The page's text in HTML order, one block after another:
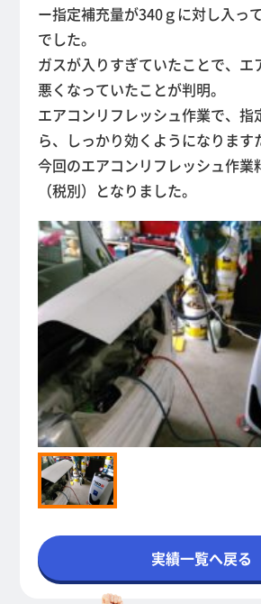
ー指定補充量が340ｇに対し入っ
でした。
ガスが入りすぎていたことで、エ
悪くなっていたことが判明。
エアコンリフレッシュ作業で、指
ら、しっかり効くようになります
今回のエアコンリフレッシュ作業
（税別）となりました。
実績一覧へ戻る